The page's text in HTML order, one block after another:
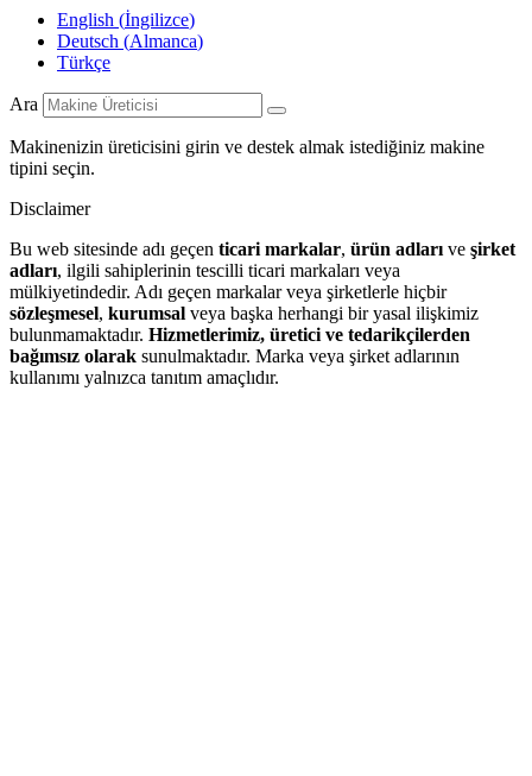
English (İngilizce)
Deutsch (Almanca)
Türkçe
Ara
Makinenizin üreticisini girin ve destek almak istediğiniz makine
tipini seçin.
Disclaimer
Bu web sitesinde adı geçen ticari markalar, ürün adları ve şirket
adları, ilgili sahiplerinin tescilli ticari markaları veya
mülkiyetindedir. Adı geçen markalar veya şirketlerle hiçbir
sözleşmesel, kurumsal veya başka herhangi bir yasal ilişkimiz
bulunmamaktadır. Hizmetlerimiz, üretici ve tedarikçilerden
bağımsız olarak sunulmaktadır. Marka veya şirket adlarının
kullanımı yalnızca tanıtım amaçlıdır.